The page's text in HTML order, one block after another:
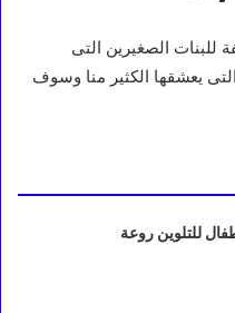
الصغيرين التى
يعشقها الكثير منا وسوف